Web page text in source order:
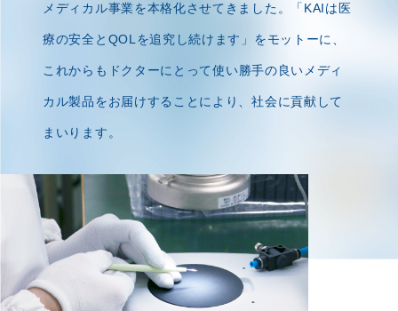
メディカル事業を本格化させてきました。 「KAIは医
療の安全とQOLを追究し続けます」をモットーに、
これからもドクターにとって使い勝手の良いメディ
カル製品をお届けすることにより、社会に貢献して
まいります。